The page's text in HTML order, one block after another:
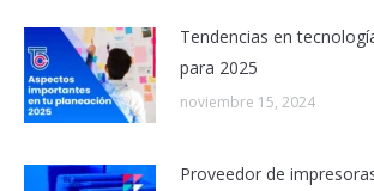
Tendencias en
para 2025
noviembre 15, 2024
Proveedor de